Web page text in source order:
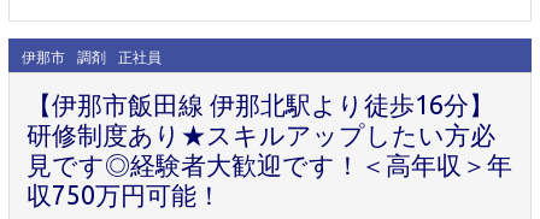
伊那市 調剤 正社員
【伊那市飯田線 伊那北駅より徒歩16分】
研修制度あり★スキルアップしたい方必
見です◎経験者大歓迎です！＜高年収＞年
収750万円可能！